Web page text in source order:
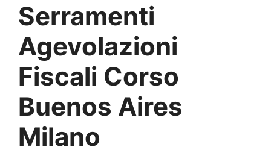
Serramenti
Agevolazioni
Fiscali Corso
Buenos Aires
Milano